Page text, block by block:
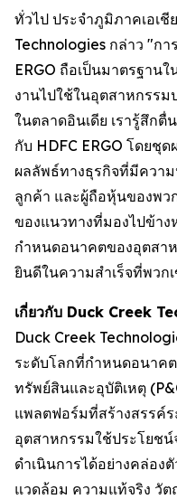
ทั่วไป ประจำภูมิภาคเอเ
Technologies กล่าว "ก
ERGO ถือเป็นมาตรฐาน
งานไปใช้ในอุตสาหกรร
ในตลาดอินเดีย เรารู้สึกตื่
กับ HDFC ERGO โดยชุ
ผลลัพธ์ทางธุรกิจที่มีควา
ลูกค้า และผู้ถือหุ้นของพวก
ของแนวทางที่มองไปข้าง
กำหนดอนาคตของอุตสา
ยินดีในความสำเร็จที่พวก
เกี่ยวกับ Duck Creek
Duck Creek
ระดับโลกที่กำหนดอนาค
ทรัพย์สินและอุบัติเหตุ
แพลตฟอร์มที่สร้างสรรค์
อุตสาหกรรมใช้ประโยช
ดำเนินการได้อย่างคล่อง
แวดล้อม ความแท้จริง วัต